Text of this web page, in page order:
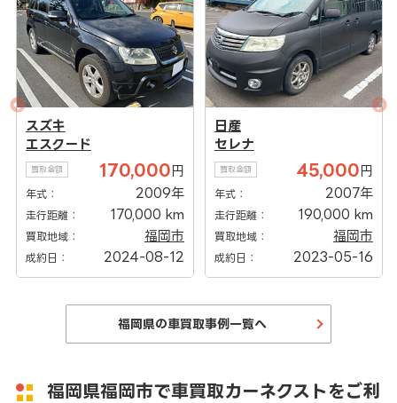
スズキ
エスクード
買取金額 170,000 円
年式： 2009年
走行距離： 170,000 km
買取地域： 福岡市
成約日： 2024-08-12
日産
セレナ
買取金額 45,000 円
年式： 2007年
走行距離： 190,000 km
買取地域： 福岡市
成約日： 2023-05-16
福岡県の車買取事例一覧へ
福岡県福岡市で車買取カーネクストをご利